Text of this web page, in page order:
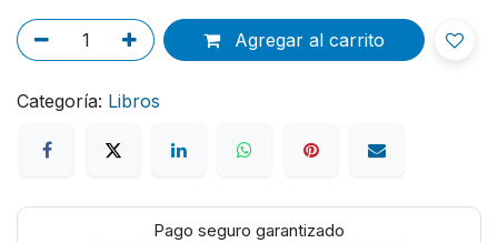
Agregar al carrito
Categoría: Libros
Pago seguro garantizado